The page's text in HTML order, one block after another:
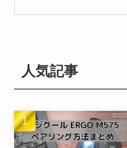
人気記事